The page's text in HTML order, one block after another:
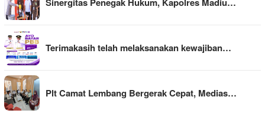
Terimakasih telah melaksanakan kewajiban…
Plt Camat Lembang Bergerak Cepat, Medias…